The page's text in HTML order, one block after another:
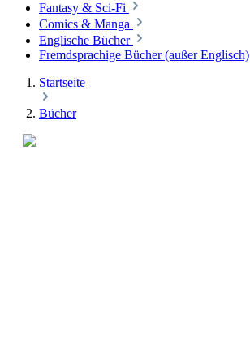
Fantasy & Sci-Fi
Comics & Manga
Englische Bücher
Fremdsprachige Bücher (außer Englisch)
Startseite
Bücher